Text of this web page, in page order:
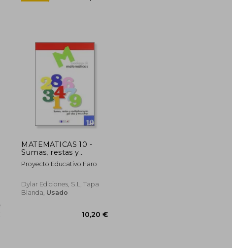
2,50 €
2,38 €
5%
dcto.
MATEMATICAS 10 -
Sumas, restas y
multiplicaciones por
dos y tres cifras
Proyecto Educativo Faro
Dylar Ediciones, S.L, Tapa
Blanda, Usado